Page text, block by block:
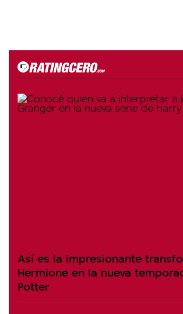
Así es la impresionante
Hermione en la nueva
Potter